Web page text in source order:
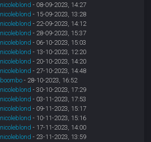
nicoleblond - 08-09-2023, 14:27
nicoleblond - 15-09-2023, 13:28
nicoleblond - 22-09-2023, 14:12
nicoleblond - 28-09-2023, 15:37
nicoleblond - 06-10-2023, 15:03
nicoleblond - 13-10-2023, 12:20
nicoleblond - 20-10-2023, 14:20
nicoleblond - 27-10-2023, 14:48
boombo - 28-10-2023, 16:52
nicoleblond - 30-10-2023, 17:29
nicoleblond - 03-11-2023, 17:53
nicoleblond - 09-11-2023, 15:17
nicoleblond - 10-11-2023, 15:16
nicoleblond - 17-11-2023, 14:00
nicoleblond - 23-11-2023, 13:59